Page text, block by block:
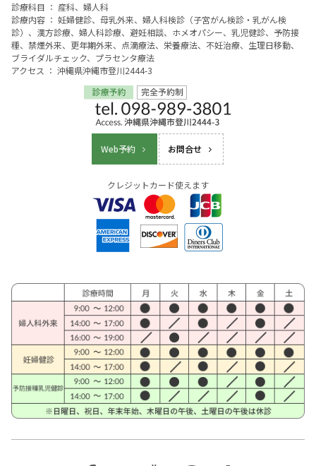
診療科目 ： 産科、婦人科
診療内容 ： 妊婦健診、母乳外来、婦人科検診（子宮がん検診・乳がん検
診）、漢方診療、婦人科診療、避妊相談、ホメオパシー、乳児健診、予防接
種、禁煙外来、更年期外来、点滴療法、栄養療法、不妊治療、生理日移動、
ブライダルチェック、プラセンタ療法
アクセス ： 沖縄県沖縄市登川2444-3
Web予約 お問合せ
クレジットカード使えます